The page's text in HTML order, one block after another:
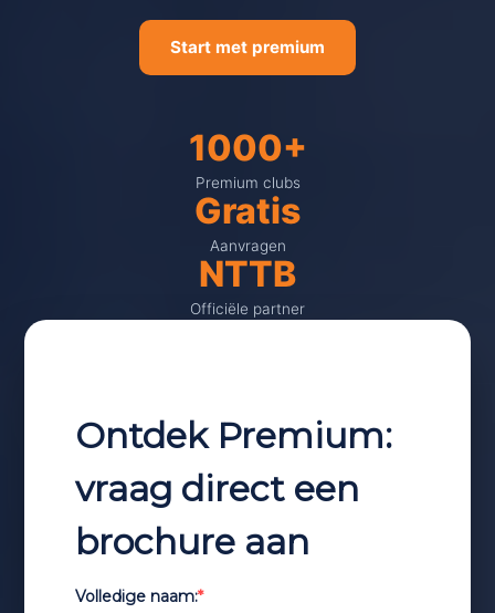
Start met premium
1000+
Premium clubs
Gratis
Aanvragen
NTTB
Officiële partner